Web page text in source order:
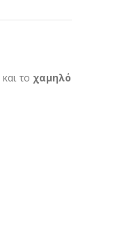
και το χαμηλό